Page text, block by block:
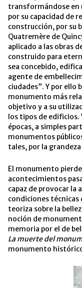
transformándose en
por su capacidad de
construcción, por su
Quatremère de
aplicado a las obras
construido para
sea concebido,
agente de
ciudades”. Y por ello
monumento más
objetivo y a su
los tipos de edificios.
épocas, a simples
monumentos
tales, por la
El monumento
acontecimientos
capaz de provocar la
condiciones técnicas
teoriza sobre la
noción de
memoria por el de
La muerte del
monumento